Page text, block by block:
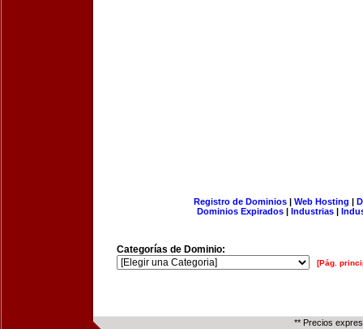
Registro de Dominios| Web Hosting |
Dominios Expirados | Industrias |
Categorías de Dominio:
[Pág.
** Precios